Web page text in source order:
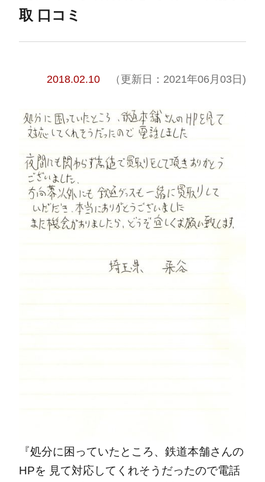
取 口コミ
2018.02.10 （更新日：2021年06月03日)
『処分に困っていたところ、鉄道本舗さんの
HPを 見て対応してくれそうだったので電話